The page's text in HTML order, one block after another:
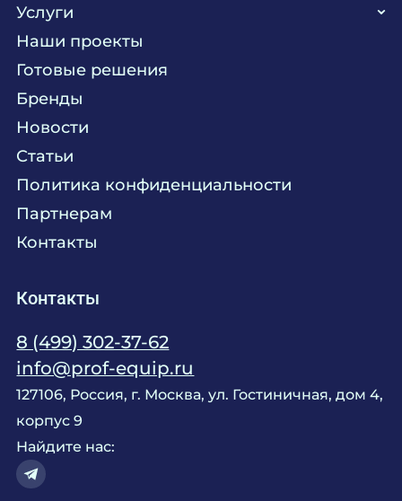
Кухня
Прачечная
Текстиль
Химия
Мебель
Комплексное оснащение
Услуги
Поставка аксессуаров и запасных частей
Сервисное обслуживание
Консалтинг
Технологическое проектирование
Продажа оборудования
Монтажные и пусконаладочные работы
Наши проекты
Готовые решения
Бренды
Новости
Статьи
Политика конфиденциальности
Партнерам
Контакты
Контакты
8 (499) 302-37-62
info@prof-equip.ru
127106, Россия, г. Москва, ул. Гостиничная, дом 4,
корпус 9
Найдите нас: